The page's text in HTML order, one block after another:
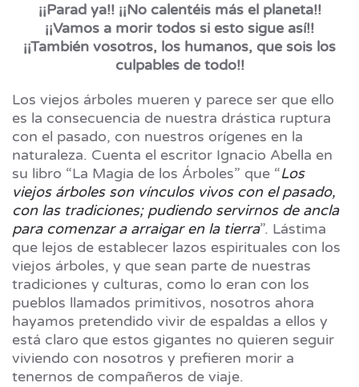
¡¡Parad ya!! ¡¡No calentéis más el planeta!!
¡¡Vamos a morir todos si esto sigue así!!
¡¡También vosotros, los humanos, que sois los
culpables de todo!!
Los viejos árboles mueren y parece ser que ello
es la consecuencia de nuestra drástica ruptura
con el pasado, con nuestros orígenes en la
naturaleza. Cuenta el escritor Ignacio Abella en
su libro “La Magia de los Árboles” que “Los
viejos árboles son vínculos vivos con el pasado,
con las tradiciones; pudiendo servirnos de ancla
para comenzar a arraigar en la tierra”. Lástima
que lejos de establecer lazos espirituales con los
viejos árboles, y que sean parte de nuestras
tradiciones y culturas, como lo eran con los
pueblos llamados primitivos, nosotros ahora
hayamos pretendido vivir de espaldas a ellos y
está claro que estos gigantes no quieren seguir
viviendo con nosotros y prefieren morir a
tenernos de compañeros de viaje.